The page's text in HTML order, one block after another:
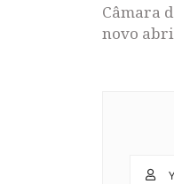
Câmara
novo